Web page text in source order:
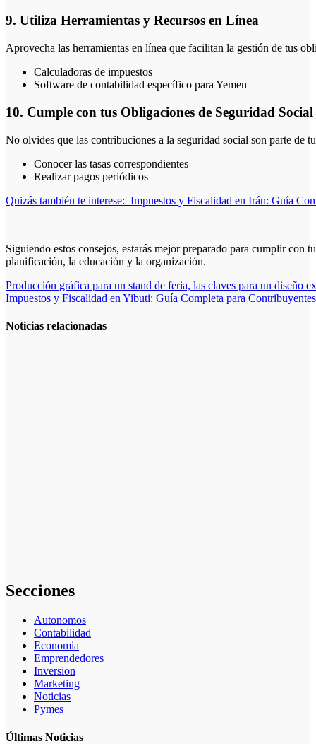
9. Utiliza Herramientas y Recursos en Línea
Aprovecha las herramientas en línea que facilitan la gestión de tus
Calculadoras de impuestos
Software de contabilidad específico para Yemen
10. Cumple con tus Obligaciones de Seguridad Social
No olvides que las contribuciones a la seguridad social son parte de
Conocer las tasas correspondientes
Realizar pagos periódicos
Quizás también te interese: Impuestos y Fiscalidad en Irán: Guía
Siguiendo estos consejos, estarás mejor preparado para cumplir con
planificación, la educación y la organización.
Navegación
de
entradas
Producción gráfica para un stand de feria, las claves para un diseño
Impuestos y Fiscalidad en Yibuti: Guía Completa para Contribuyentes
Noticias relacionadas
Secciones
Autonomos
Contabilidad
Economia
Emprendedores
Inversion
Marketing
Noticias
Pymes
Últimas Noticias